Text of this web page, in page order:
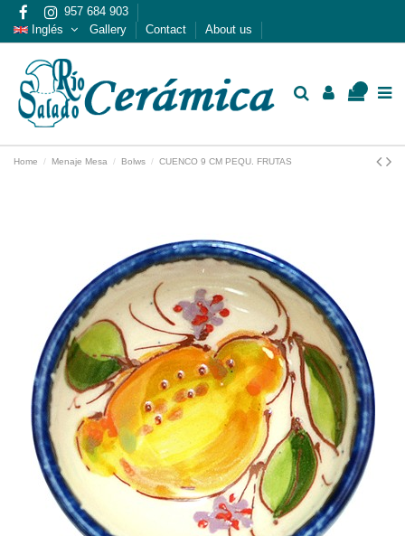
957 684 903
Inglés
Gallery Contact About us
Home Menaje Mesa Bolws CUENCO 9 CM PEQU. FRUTAS